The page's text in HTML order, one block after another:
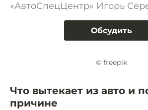
«АвтоСпецЦентр» Игорь
Обсудить
© freepik
Что вытекает из авто и
причине